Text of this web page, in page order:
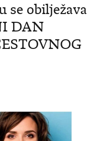
se obilježava
DAN